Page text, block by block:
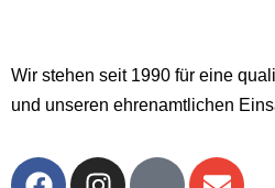
Wir stehen seit 1990 für eine
und unseren ehrenamtlichen